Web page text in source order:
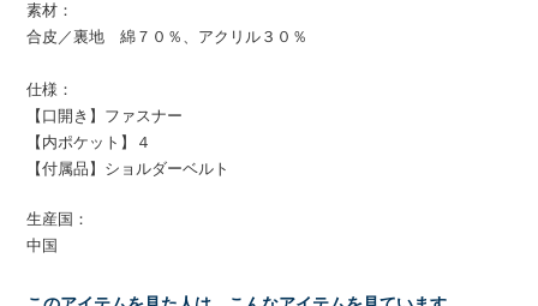
素材：
合皮／裏地 綿７０％、アクリル３０％
仕様：
【口開き】ファスナー
【内ポケット】４
【付属品】ショルダーベルト
生産国：
中国